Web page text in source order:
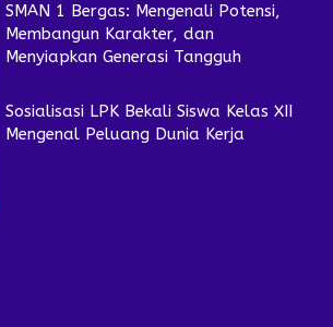
SMAN 1 Bergas: Mengenali Potensi,
Membangun Karakter, dan
Menyiapkan Generasi Tangguh
Sosialisasi LPK Bekali Siswa Kelas XII
Mengenal Peluang Dunia Kerja